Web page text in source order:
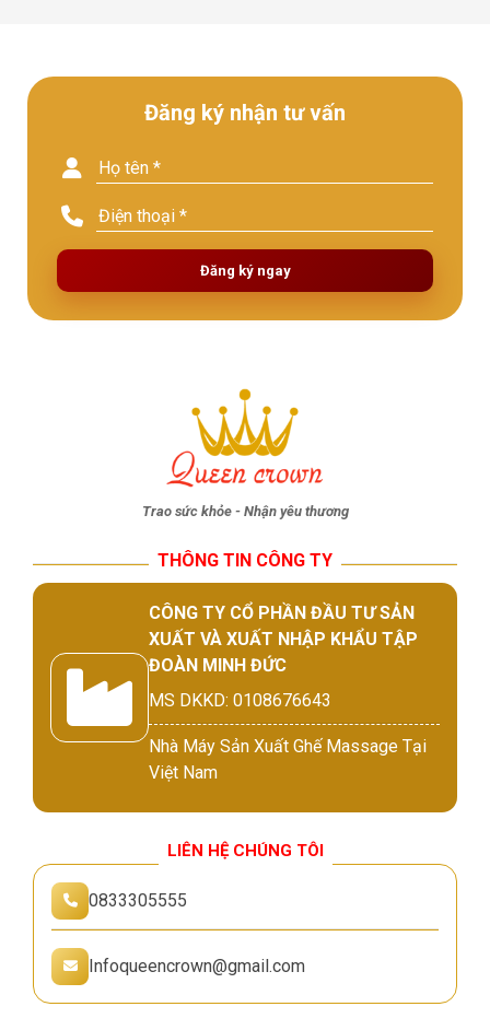
Đăng ký nhận tư vấn
Đăng ký ngay
Trao sức khỏe - Nhận yêu thương
THÔNG TIN CÔNG TY
CÔNG TY CỔ PHẦN ĐẦU TƯ SẢN
XUẤT VÀ XUẤT NHẬP KHẨU TẬP
ĐOÀN MINH ĐỨC
MS DKKD: 0108676643
Nhà Máy Sản Xuất Ghế Massage Tại
Việt Nam
LIÊN HỆ CHÚNG TÔI
0833305555
Infoqueencrown@gmail.com